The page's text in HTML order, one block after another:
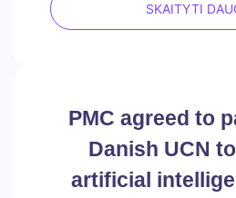
SKAITYTI
PMC agreed to
Danish UCN
artificial